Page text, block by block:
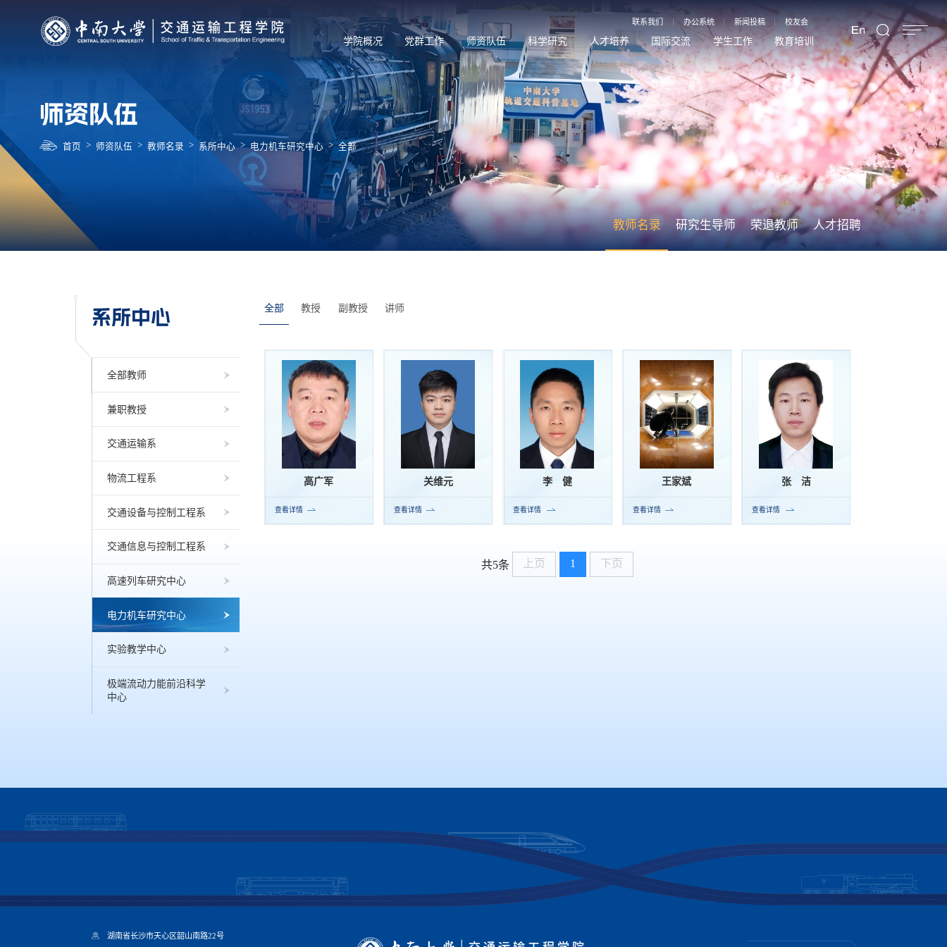
联系我们 办公系统 新闻投稿 校友会
学院概况 党群工作 师资队伍 科学研究 人才培养 国际交流 学生工作 教育培训
师资队伍
首页 > 师资队伍 > 教师名录 > 系所中心 > 电力机车研究中心 > 全部
教师名录 研究生导师 荣退教师 人才招聘
系所中心
全部教师
兼职教授
交通运输系
物流工程系
交通设备与控制工程系
交通信息与控制工程系
高速列车研究中心
电力机车研究中心
实验教学中心
极端流动力能前沿科学
中心
全部 教授 副教授 讲师
高广军
查看详情
关维元
查看详情
李 健
查看详情
王家斌
查看详情
张 洁
查看详情
共5条 上页 1 下页
湖南省长沙市天心区韶山南路22号